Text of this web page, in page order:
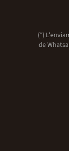
(*)
de